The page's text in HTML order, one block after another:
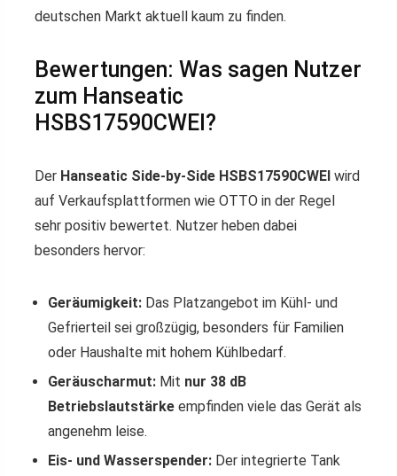
deutschen Markt aktuell kaum zu finden.
Bewertungen: Was sagen Nutzer
zum Hanseatic
HSBS17590CWEI?
Der Hanseatic Side-by-Side HSBS17590CWEI wird
auf Verkaufsplattformen wie OTTO in der Regel
sehr positiv bewertet. Nutzer heben dabei
besonders hervor:
Geräumigkeit: Das Platzangebot im Kühl- und
Gefrierteil sei großzügig, besonders für Familien
oder Haushalte mit hohem Kühlbedarf.
Geräuscharmut: Mit nur 38 dB
Betriebslautstärke empfinden viele das Gerät als
angenehm leise.
Eis- und Wasserspender: Der integrierte Tank